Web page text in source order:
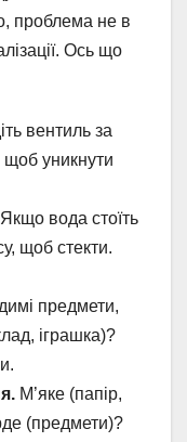
проблема не в
Ось що
вентиль за
щоб уникнути
Якщо вода стоїть
щоб стекти.
предмети,
іграшка)?
М’яке (папір,
(предмети)?